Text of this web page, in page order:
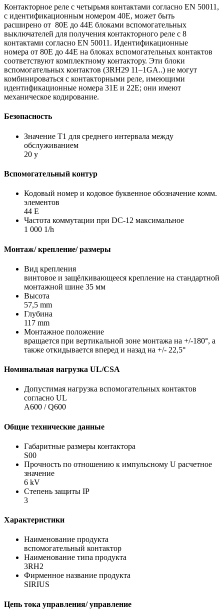
Контакторное реле с четырьмя контактами согласно EN 50011,
с идентификационным номером 40E, может быть
расширено от 80E до 44E блоками вспомогательных
выключателей для получения контакторного реле с 8
контактами согласно EN 50011. Идентификационные
номера от 80E до 44E на блоках вспомогательных контактов
соответствуют комплектному контактору. Эти блоки
вспомогательных контактов (3RH29 11–1GA..) не могут
комбинироваться с контакторными реле, имеющими
идентификационные номера 31E и 22E; они имеют
механическое кодирование.
Безопасность
Значение Т1 для среднего интервала между
обслуживанием
20 y
Вспомогательный контур
Кодовый номер и кодовое буквенное обозначение комм.
элементов
44 E
Частота коммутации при DC-12 максимальное
1 000 1/h
Монтаж/ крепление/ размеры
Вид крепления
винтовое и защёлкивающееся крепление на стандартной
монтажной шине 35 мм
Высота
57,5 mm
Глубина
117 mm
Монтажное положение
вращается при вертикальной зоне монтажа на +/-180°, а
также откидывается вперед и назад на +/- 22,5°
Номинальная нагрузка UL/CSA
Допустимая нагрузка вспомогательных контактов
согласно UL
A600 / Q600
Общие технические данные
Габаритные размеры контактора
S00
Прочность по отношению к импульсному U расчетное
значение
6 kV
Степень защиты IP
3
Характеристики
Наименование продукта
вспомогательный контактор
Наименование типа продукта
3RH2
Фирменное название продукта
SIRIUS
Цепь тока управления/ управление